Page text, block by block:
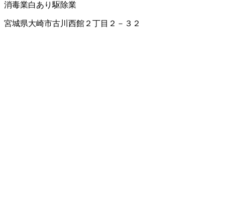
消毒業白あり駆除業
宮城県大崎市古川西館２丁目２－３２